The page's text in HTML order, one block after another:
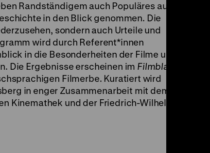
Randständigem auch Populäres aus
in den Blick genommen. Die
sondern auch Urteile und
wird durch Referent*innen
in die Besonderheiten der Filme und
Die Ergebnisse erscheinen im Filmblatt
Filmerbe. Kuratiert wird
in enger Zusammenarbeit mit dem
Kinemathek und der Friedrich-Wilhelm-